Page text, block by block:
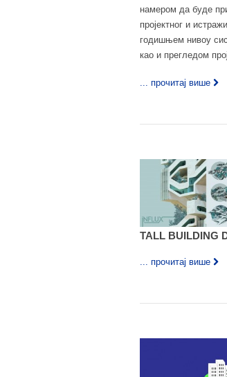
намером да буде
пројектног и
годишњем нивоу
као и прегледом
... прочитај више
TALL BUILDING
... прочитај више